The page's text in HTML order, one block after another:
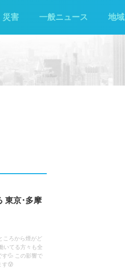
災害 一般ニュース 地域
東京･多摩
ころから煙がど
いてる方々も全
す💦 この影響で
す😰